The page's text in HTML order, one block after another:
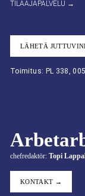
TILAAJAPALVELU →
LÄHETÄ
Toimitus: PL 338,
chefredaktör: Topi
KONTAKT →